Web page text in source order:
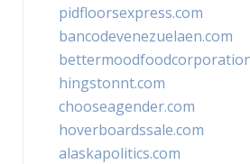
pidfloorsexpress.com
bancodevenezuelaen.com
hingstonnt.com
chooseagender.com
hoverboardssale.com
alaskapolitics.com